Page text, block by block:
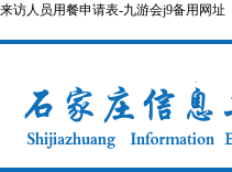
来访人员用餐申请表-九游会j9备用网址